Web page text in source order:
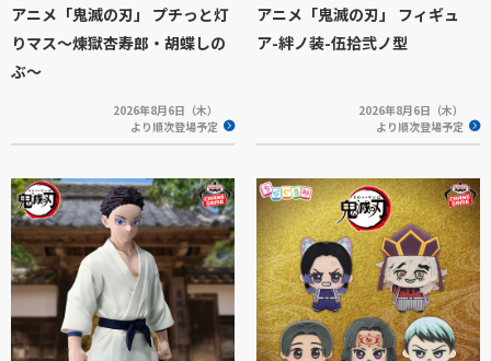
アニメ「鬼滅の刃」 プチっと灯
りマス～煉獄杏寿郎・胡蝶しの
ぶ～
2026年8月6日（木）
より順次登場予定
アニメ「鬼滅の刃」 フィギュ
ア-絆ノ装-伍拾弐ノ型
2026年8月6日（木）
より順次登場予定